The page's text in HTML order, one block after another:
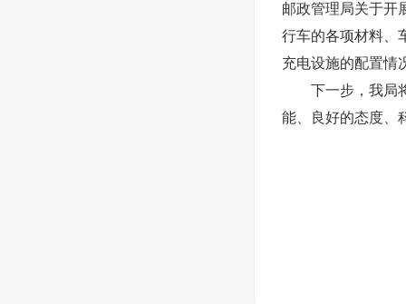
邮政管理局关于开
行车的各项材料、
充电设施的配置情
下一步，我局将
能、良好的态度、